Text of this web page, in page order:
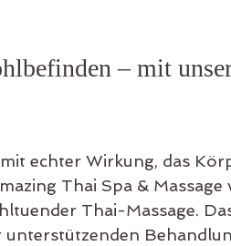
– mit
echter Wirkung, das
Thai Spa &
Thai-Massage.
unterstützenden